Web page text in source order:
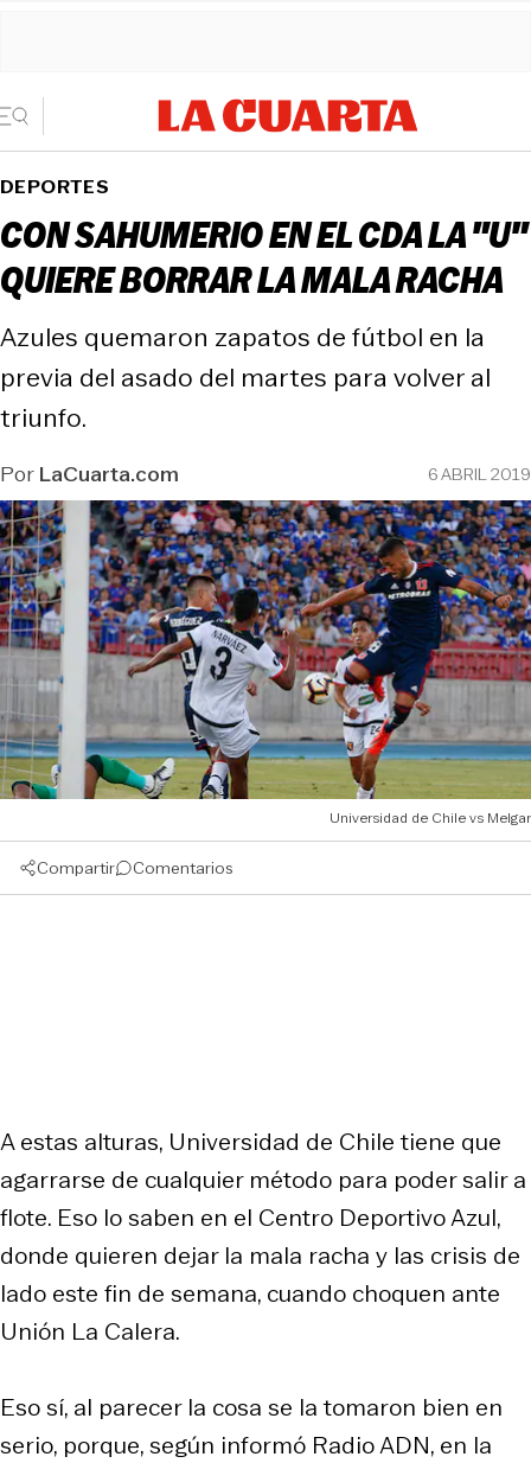
DEPORTES
CON SAHUMERIO EN EL CDA LA "U"
QUIERE BORRAR LA MALA RACHA
Azules quemaron zapatos de fútbol en la
previa del asado del martes para volver al
triunfo.
PorLaCuarta.com 6 ABRIL 2019
Universidad de Chile vs Melgar
Compartir Comentarios
A estas alturas, Universidad de Chile tiene que
agarrarse de cualquier método para poder salir a
flote. Eso lo saben en el Centro Deportivo Azul,
donde quieren dejar la mala racha y las crisis de
lado este fin de semana, cuando choquen ante
Unión La Calera.
Eso sí, al parecer la cosa se la tomaron bien en
serio, porque, según informó Radio ADN, en la